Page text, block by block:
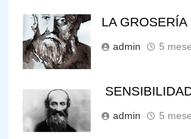
LA
admin 5
admin 5